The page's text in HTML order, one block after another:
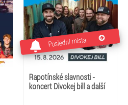
Poslední místa
Rapotínské slavnosti -
koncert Divokej bill a další